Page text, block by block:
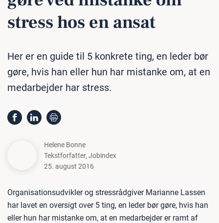
stress hos en ansat
Her er en guide til 5 konkrete ting, en leder bør
gøre, hvis han eller hun har mistanke om, at en
medarbejder har stress.
Helene Bonne
Tekstforfatter, Jobindex
25. august 2016
Organisationsudvikler og stressrådgiver Marianne Lassen
har lavet en oversigt over 5 ting, en leder bør gøre, hvis han
eller hun har mistanke om, at en medarbejder er ramt af